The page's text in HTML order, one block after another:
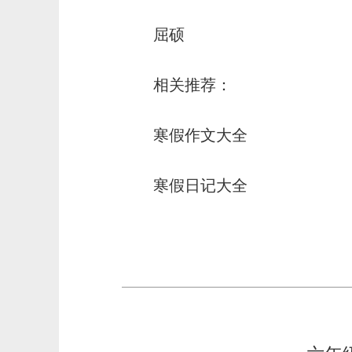
屈硕
相关推荐：
寒假作文大全
寒假日记大全